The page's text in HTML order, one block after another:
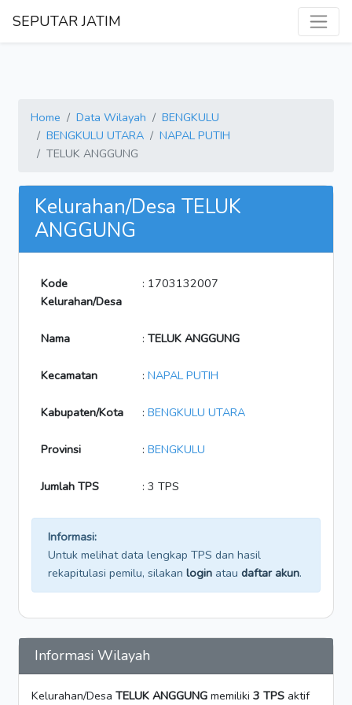
SEPUTAR JATIM
Home Data Wilayah
BENGKULU
BENGKULU UTARA
NAPAL PUTIH
TELUK ANGGUNG
Kelurahan/Desa TELUK
ANGGUNG
Kode
Kelurahan/Desa
: 1703132007
Nama : TELUK ANGGUNG
Kecamatan : NAPAL PUTIH
Kabupaten/Kota : BENGKULU UTARA
Provinsi : BENGKULU
Jumlah TPS : 3 TPS
Informasi:
Untuk melihat data lengkap TPS dan hasil
rekapitulasi pemilu, silakan login atau daftar akun.
Informasi Wilayah
Kelurahan/Desa TELUK ANGGUNG memiliki 3 TPS aktif